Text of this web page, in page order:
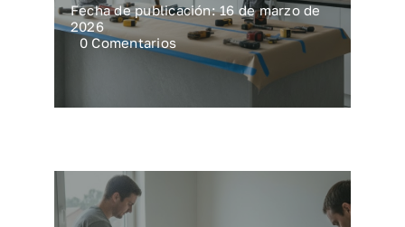
Fecha de publicación: 16 de marzo de
2026
0 Comentarioson
Iluminación
cómo
luz